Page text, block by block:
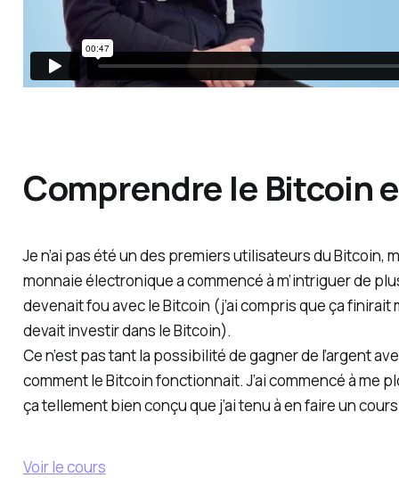
Comprendre le Bitcoin
Je n’ai pas été un des premiers utilisateurs du Bitcoin,
monnaie électronique a commencé à m’intriguer de
devenait fou avec le Bitcoin (j’ai compris que ça finirait
devait investir dans le Bitcoin).
Ce n’est pas tant la possibilité de gagner de l’argent
comment le Bitcoin fonctionnait. J’ai commencé à me
ça tellement bien conçu que j’ai tenu à en faire un
Voir le cours